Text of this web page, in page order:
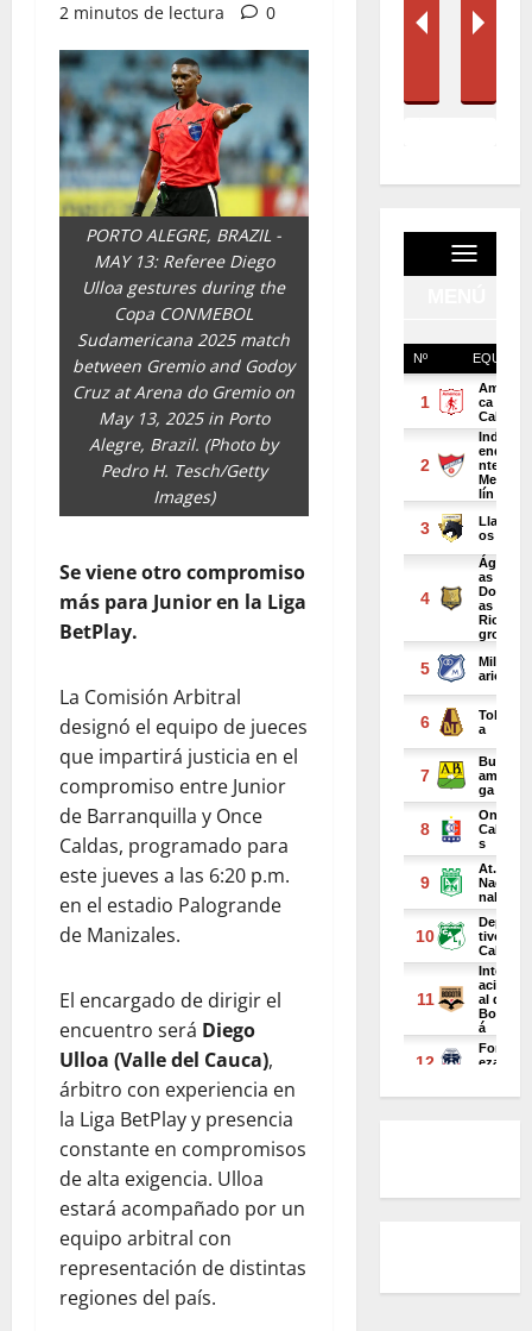
2 minutos de lectura
0
PORTO ALEGRE, BRAZIL -
MAY 13: Referee Diego
Ulloa gestures during the
Copa CONMEBOL
Sudamericana 2025 match
between Gremio and Godoy
Cruz at Arena do Gremio on
May 13, 2025 in Porto
Alegre, Brazil. (Photo by
Pedro H. Tesch/Getty
Images)
Se viene otro compromiso
más para Junior en la Liga
BetPlay.
La Comisión Arbitral
designó el equipo de jueces
que impartirá justicia en el
compromiso entre Junior
de Barranquilla y Once
Caldas, programado para
este jueves a las 6:20 p.m.
en el estadio Palogrande
de Manizales.
El encargado de dirigir el
encuentro será Diego
Ulloa (Valle del Cauca),
árbitro con experiencia en
la Liga BetPlay y presencia
constante en compromisos
de alta exigencia. Ulloa
estará acompañado por un
equipo arbitral con
representación de distintas
regiones del país.